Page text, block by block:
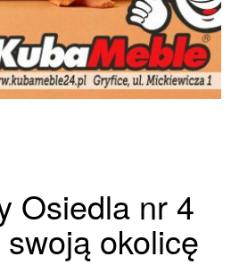
Osiedla nr 4
okolicę